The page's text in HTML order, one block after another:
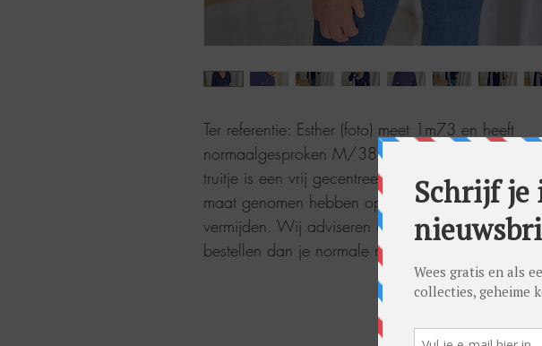
Ter referentie: Esther (foto) meet 1m73 en heeft
normaalgesproken M/38. Ze draagt op foto maat
truitje is een vrij gecentreerd model waardoor we
maat genomen hebben op de fotoshoot om
vermijden. Wij adviseren om deze trui sowieso
bestellen dan je normale maat.